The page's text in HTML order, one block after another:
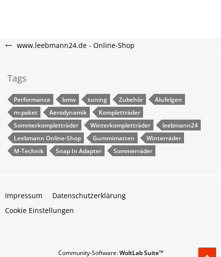
www.leebmann24.de - Online-Shop
Tags
Performance bmw tuning Zubehör
Alufelgen
m-paket
Aerodynamik
Kompletträder
Sommerkompletträder
Winterkompletträder
leebmann24
Leebmann Online-Shop
Gummimatten
Winterräder
M-Technik
Snap In Adapter Sommerräder
Impressum
Datenschutzerklärung
Cookie Einstellungen
Community-Software:WoltLab Suite™